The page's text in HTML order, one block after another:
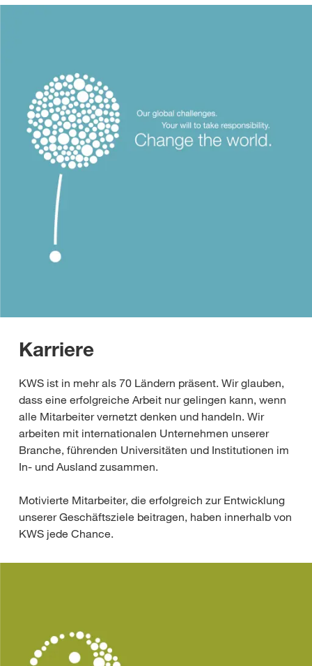
Karriere
KWS ist in mehr als 70 Ländern präsent. Wir glauben,
dass eine erfolgreiche Arbeit nur gelingen kann, wenn
alle Mitarbeiter vernetzt denken und handeln. Wir
arbeiten mit internationalen Unternehmen unserer
Branche, führenden Universitäten und Institutionen im
In- und Ausland zusammen.
Motivierte Mitarbeiter, die erfolgreich zur Entwicklung
unserer Geschäftsziele beitragen, haben innerhalb von
KWS jede Chance.